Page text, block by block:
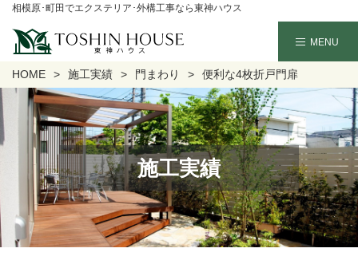
相模原･町田でエクステリア･外構工事なら東神ハウス
HOME 施工実績 門まわり 便利な4枚折戸門扉
施工実績